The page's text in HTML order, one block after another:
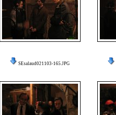
SEsalaud021103-165.JPG